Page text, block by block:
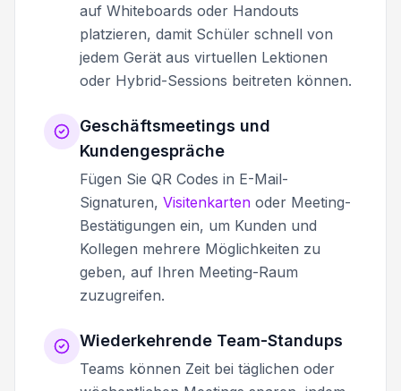
auf Whiteboards oder Handouts
platzieren, damit Schüler schnell von
jedem Gerät aus virtuellen Lektionen
oder Hybrid-Sessions beitreten können.
Geschäftsmeetings und
Kundengespräche
Fügen Sie QR Codes in E-Mail-
Signaturen, Visitenkarten oder Meeting-
Bestätigungen ein, um Kunden und
Kollegen mehrere Möglichkeiten zu
geben, auf Ihren Meeting-Raum
zuzugreifen.
Wiederkehrende Team-Standups
Teams können Zeit bei täglichen oder